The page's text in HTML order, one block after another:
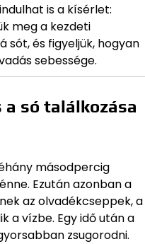
is a kísérlet:
meg a kezdeti
sót, és figyeljük, hogyan
sebessége.
a só találkozása
másodpercig
Ezután azonban a
az olvadékcseppek, a
a vízbe. Egy idő után a
zsugorodni.